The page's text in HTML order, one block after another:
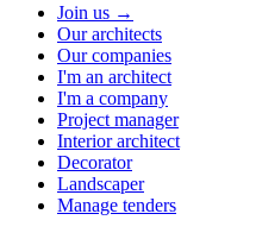
Join us →
Our architects
Our companies
I'm an architect
I'm a company
Project manager
Interior architect
Decorator
Landscaper
Manage tenders